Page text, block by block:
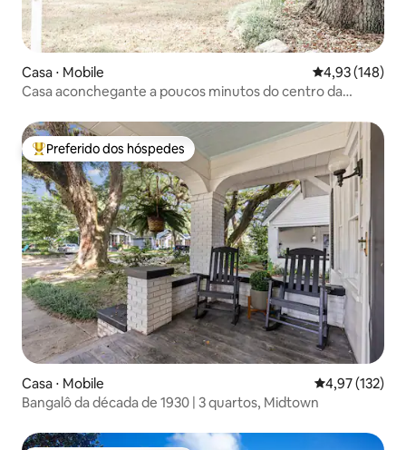
Casa ⋅ Mobile 4,93 de uma
4,93 (148)
Casa aconchegante a poucos minutos do centro da
Entre os melhores preferidos dos hóspedes
Preferido dos hóspedes
Casa ⋅ Mobile 4,97 de uma
4,97 (132)
Bangalô da década de 1930 | 3 quartos, Midtown